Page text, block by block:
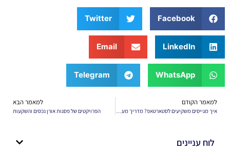
Facebook
Twitter
LinkedIn
Email
WhatsApp
Telegram
למאמר הקודם למאמר הבא
הפרויקטים של פסגות אורן נכסים והשקעות
לוח עניינים